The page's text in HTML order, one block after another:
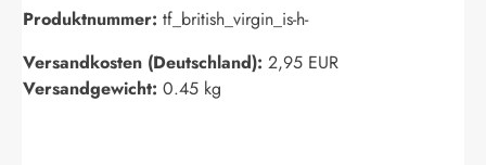
Produktnummer: tf_british_virgin_is-h-
Versandkosten (Deutschland): 2,95 EUR
Versandgewicht: 0.45 kg